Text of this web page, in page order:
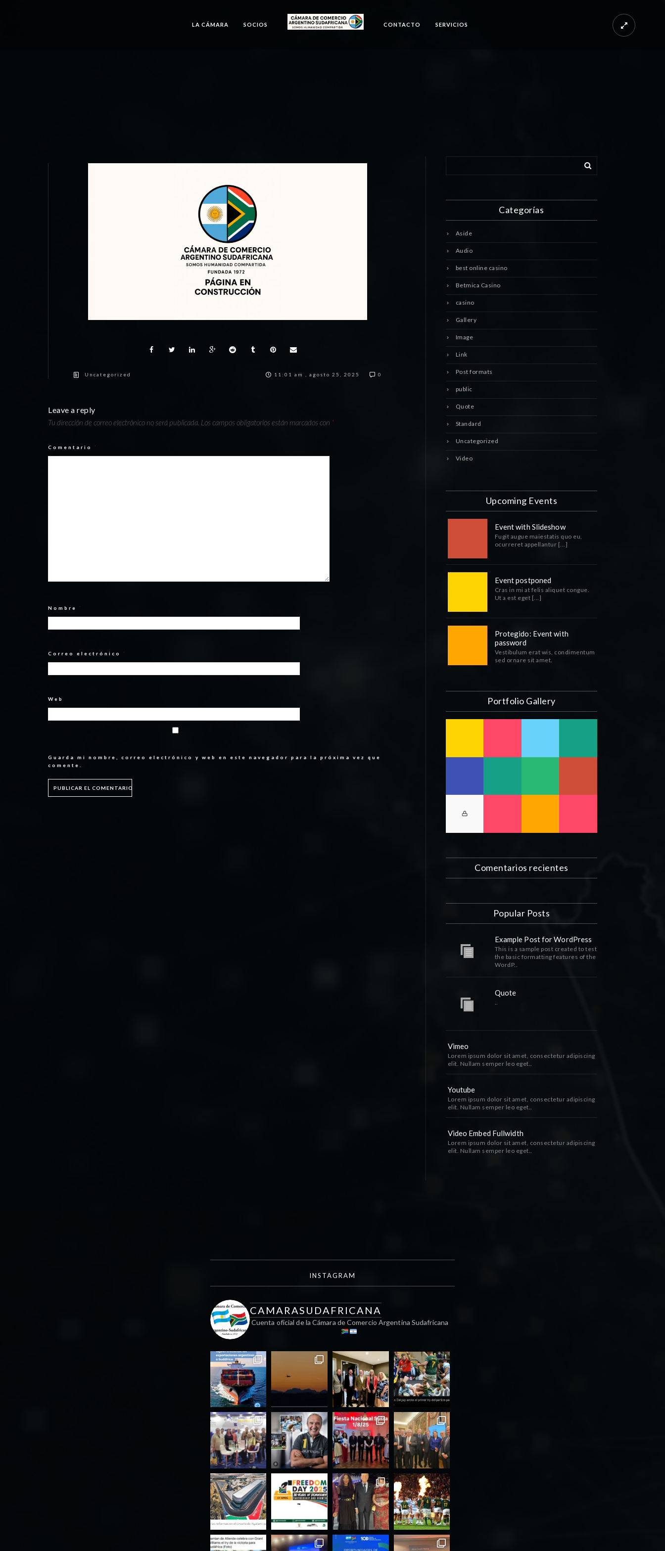
LA CÁMARA SOCIOS CONTACTO SERVICIOS
Uncategorized 11:01 am , agosto 25, 2025 0
Leave a reply
Tu dirección de correo electrónico no será publicada. Los campos obligatorios están marcados con *
Comentario *
Nombre *
Correo electrónico *
Web
Guarda mi nombre, correo electrónico y web en este navegador para la próxima vez que
comente.
Categorías
Aside
Audio
best online casino
Betmica Casino
casino
Gallery
Image
Link
Post formats
public
Quote
Standard
Uncategorized
Video
Upcoming Events
Event with Slideshow
Fugit augue maiestatis quo eu,
ocurreret appellantur [...]
Event postponed
Cras in mi at felis aliquet congue.
Ut a est eget [...]
Protegido: Event with
password
Vestibulum erat wis, condimentum
sed ornare sit amet.
Portfolio Gallery
Comentarios recientes
Popular Posts
Example Post for WordPress
This is a sample post created to test
the basic formatting features of the
WordP..
Quote
Vimeo
Lorem ipsum dolor sit amet, consectetur adipiscing
elit. Nullam semper leo eget..
Youtube
Lorem ipsum dolor sit amet, consectetur adipiscing
elit. Nullam semper leo eget..
Video Embed Fullwidth
Lorem ipsum dolor sit amet, consectetur adipiscing
elit. Nullam semper leo eget..
INSTAGRAM
CAMARASUDAFRICANA
Cuenta oficial de la Cámara de Comercio Argentina Sudafricana